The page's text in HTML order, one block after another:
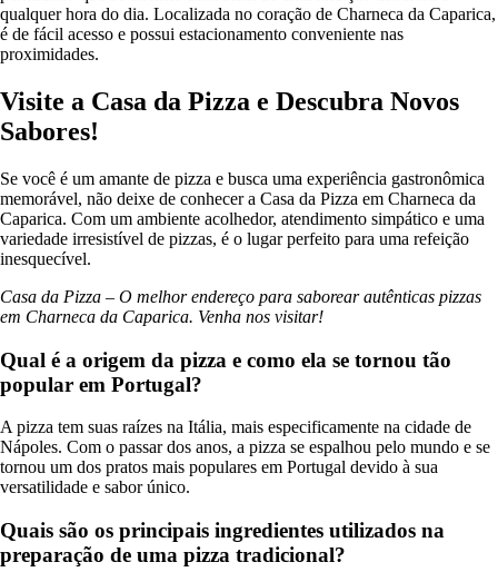
qualquer hora do dia. Localizada no coração de Charneca da Caparica,
é de fácil acesso e possui estacionamento conveniente nas
proximidades.
Visite a Casa da Pizza e Descubra Novos
Sabores!
Se você é um amante de pizza e busca uma experiência gastronômica
memorável, não deixe de conhecer a Casa da Pizza em Charneca da
Caparica. Com um ambiente acolhedor, atendimento simpático e uma
variedade irresistível de pizzas, é o lugar perfeito para uma refeição
inesquecível.
Casa da Pizza – O melhor endereço para saborear autênticas pizzas
em Charneca da Caparica. Venha nos visitar!
Qual é a origem da pizza e como ela se tornou tão
popular em Portugal?
A pizza tem suas raízes na Itália, mais especificamente na cidade de
Nápoles. Com o passar dos anos, a pizza se espalhou pelo mundo e se
tornou um dos pratos mais populares em Portugal devido à sua
versatilidade e sabor único.
Quais são os principais ingredientes utilizados na
preparação de uma pizza tradicional?